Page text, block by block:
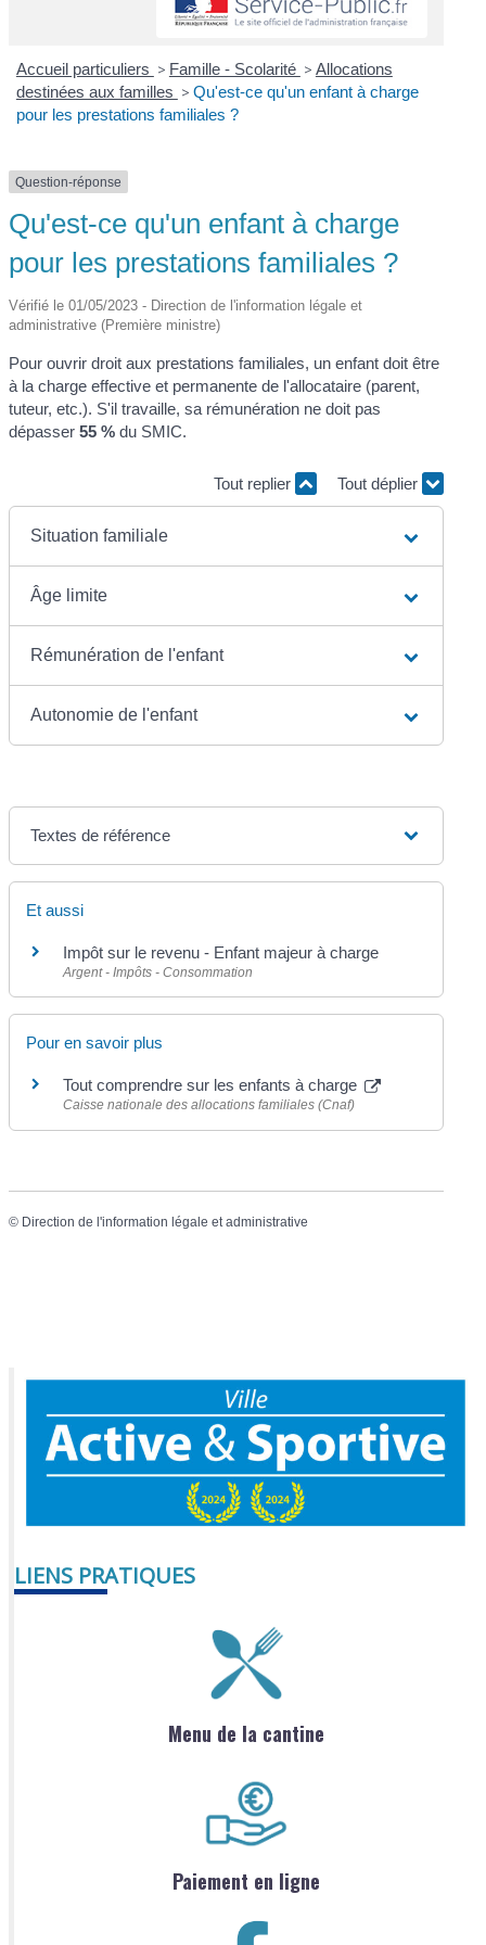
Accueil particuliers > Famille - Scolarité > Allocations
destinées aux familles > Qu'est-ce qu'un enfant à charge
pour les prestations familiales ?
Question-réponse
Qu'est-ce qu'un enfant à charge
pour les prestations familiales ?
Vérifié le 01/05/2023 - Direction de l'information légale et
administrative (Première ministre)
Pour ouvrir droit aux prestations familiales, un enfant doit être
à la charge effective et permanente de l'allocataire (parent,
tuteur, etc.). S'il travaille, sa rémunération ne doit pas
dépasser55 % du SMIC.
Tout replier Tout déplier
Situation familiale
Âge limite
Rémunération de l'enfant
Autonomie de l'enfant
Textes de référence
Et aussi
Impôt sur le revenu - Enfant majeur à charge
Argent - Impôts - Consommation
Pour en savoir plus
Tout comprendre sur les enfants à charge
Caisse nationale des allocations familiales (Cnaf)
© Direction de l'information légale et administrative
LIENS PRATIQUES
Menu de la cantine
Paiement en ligne